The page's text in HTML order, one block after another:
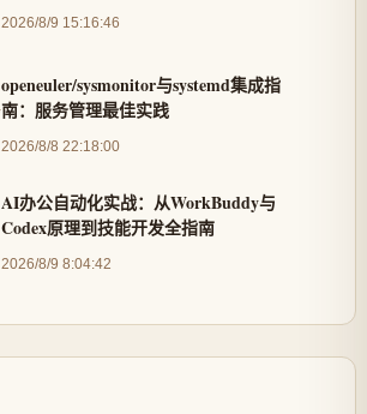
2026/8/9 15:16:46
openeuler/sysmonitor与systemd集成指
南：服务管理最佳实践
2026/8/8 22:18:00
AI办公自动化实战：从WorkBuddy与
Codex原理到技能开发全指南
2026/8/9 8:04:42